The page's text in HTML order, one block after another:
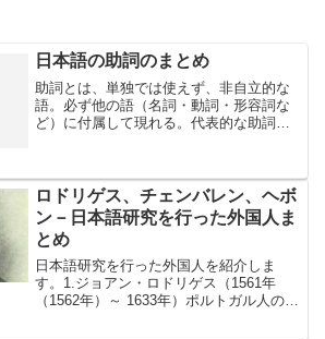
日本語の助詞のまとめ
助詞とは、単独では使えず、非自立的な
語。必ず他の語（名詞・動詞・形容詞な
ど）に付属して現れる。代表的な助詞
（他の名詞、あるいは、動詞...
ロドリゲス、チェンバレン、ヘボ
ン－日本語研究を行った外国人ま
とめ
日本語研究を行った外国人を紹介しま
す。1.ジョアン・ロドリゲス（1561年
（1562年）～ 1633年）ポルトガル人の宣